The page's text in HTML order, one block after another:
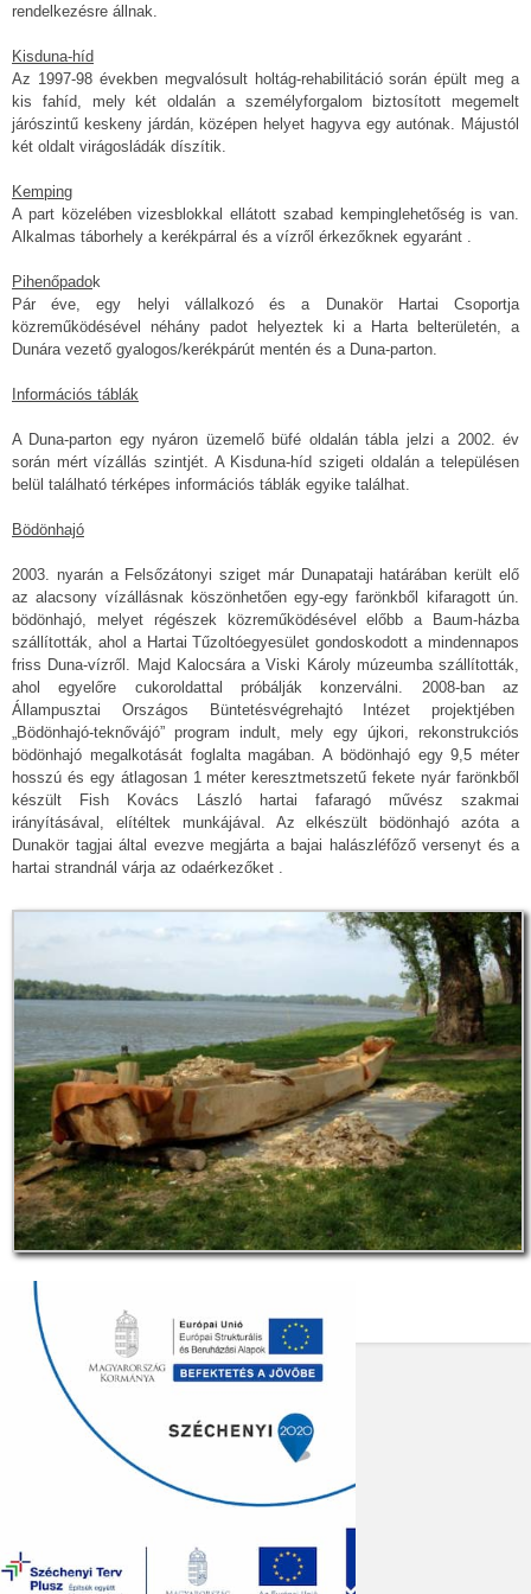
rendelkezésre állnak.
Kisduna-híd
Az 1997-98 években megvalósult holtág-rehabilitáció során épült meg a
kis fahíd, mely két oldalán a személyforgalom biztosított megemelt
járószintű keskeny járdán, középen helyet hagyva egy autónak. Májustól
két oldalt virágosládák díszítik.
Kemping
A part közelében vizesblokkal ellátott szabad kempinglehetőség is van.
Alkalmas táborhely a kerékpárral és a vízről érkezőknek egyaránt .
Pihenőpadok
Pár éve, egy helyi vállalkozó és a Dunakör Hartai Csoportja
közreműködésével néhány padot helyeztek ki a Harta belterületén, a
Dunára vezető gyalogos/kerékpárút mentén és a Duna-parton.
Információs táblák
A Duna-parton egy nyáron üzemelő büfé oldalán tábla jelzi a 2002. év
során mért vízállás szintjét. A Kisduna-híd szigeti oldalán a településen
belül található térképes információs táblák egyike találhat.
Bödönhajó
2003. nyarán a Felsőzátonyi sziget már Dunapataji határában került elő
az alacsony vízállásnak köszönhetően egy-egy farönkből kifaragott ún.
bödönhajó, melyet régészek közreműködésével előbb a Baum-házba
szállították, ahol a Hartai Tűzoltóegyesület gondoskodott a mindennapos
friss Duna-vízről. Majd Kalocsára a Viski Károly múzeumba szállították,
ahol egyelőre cukoroldattal próbálják konzerválni. 2008-ban az
Állampusztai Országos Büntetésvégrehajtó Intézet projektjében
„Bödönhajó-teknővájó” program indult, mely egy újkori, rekonstrukciós
bödönhajó megalkotását foglalta magában. A bödönhajó egy 9,5 méter
hosszú és egy átlagosan 1 méter keresztmetszetű fekete nyár farönkből
készült Fish Kovács László hartai fafaragó művész szakmai
irányításával, elítéltek munkájával. Az elkészült bödönhajó azóta a
Dunakör tagjai által evezve megjárta a bajai halászléfőző versenyt és a
hartai strandnál várja az odaérkezőket .